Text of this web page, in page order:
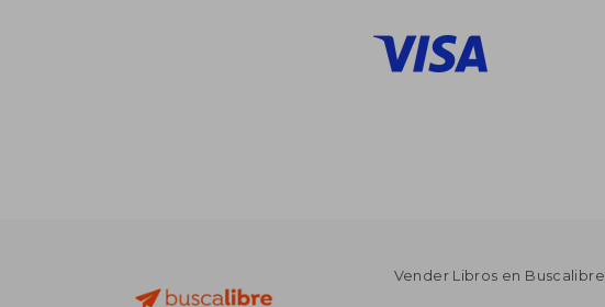
Vender Libros en Buscalibre